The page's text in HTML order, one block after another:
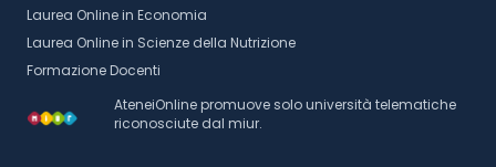
Laurea Online in Economia
Laurea Online in Scienze della Nutrizione
Formazione Docenti
AteneiOnline promuove solo università telematiche
riconosciute dal miur.